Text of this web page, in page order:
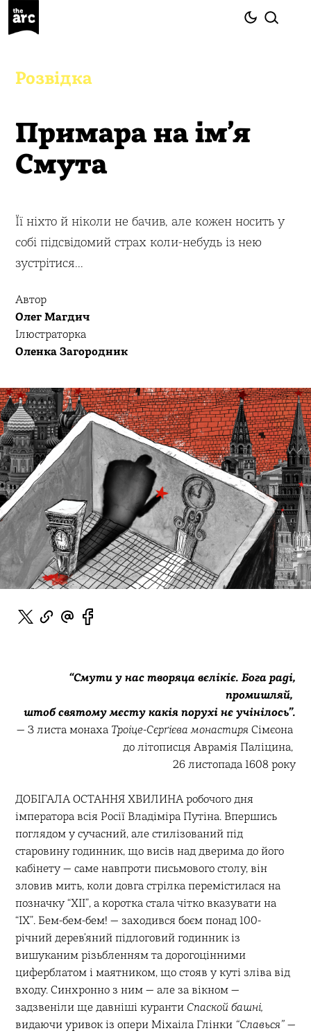
Розвідка
Примара на ім’я
Смута
Її ніхто й ніколи не бачив, але кожен носить у
собі підсвідомий страх коли-небудь із нею
зустрітися...
Автор
Олег Магдич
Ілюстраторка
Оленка Загородник
“Смути у нас творяца вєлікіє. Бога раді,
промишляй,
штоб святому мєсту какія порухі нє учінілось”.
— З листа монаха Троіце-Сєрґієва монастиряСімєона
до літописця Аврамія Паліцина,
26 листопада 1608 року
ДОБІГАЛА ОСТАННЯ ХВИЛИНА робочого дня
імператора всія Росії Владіміра Путіна. Впершись
поглядом у сучасний, але стилізований під
старовину годинник, що висів над дверима до його
кабінету — саме навпроти письмового столу, він
зловив мить, коли довга стрілка перемістилася на
позначку “XII”, а коротка стала чітко вказувати на
“IX”. Бем-бем-бем! — заходився боєм понад 100-
річний дерев’яний підлоговий годинник із
вишуканим різьбленням та дорогоцінними
циферблатом і маятником, що стояв у куті зліва від
входу. Синхронно з ним — але за вікном —
задзвеніли ще давніші куранти Спаской башні,
видаючи уривок із опери Міхаіла Глінки “Славься”—